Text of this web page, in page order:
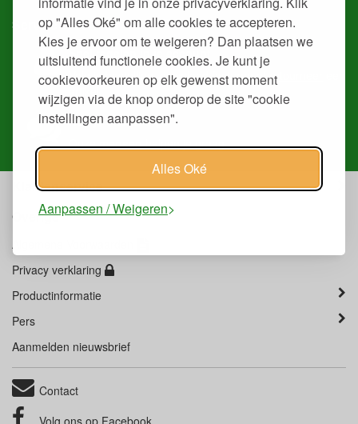
op "Alles Oké" om alle cookies te accepteren.
Kies je ervoor om te weigeren? Dan plaatsen we
uitsluitend functionele cookies. Je kunt je
cookievoorkeuren op elk gewenst moment
wijzigen via de knop onderop de site "cookie
instellingen aanpassen".
Alles Oké
Aanpassen / Weigeren
Service & contact
Snel regelen in je account
Volg jebestelling, downloadfacturenofretourneer
artikel.
Heb je ons nodig?
Onzemensenhelpen je graag.
Klantenservice
Overige
Algemene Voorwaarden
Privacy verklaring
Productinformatie
Pers
Aanmelden nieuwsbrief
Contact
Volg ons op Facebook